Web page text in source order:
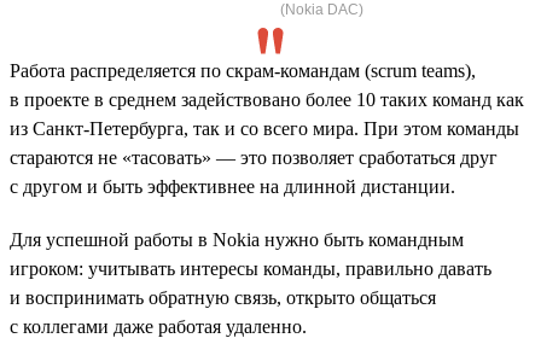
(Nokia DAC)
Работа распределяется по скрам-командам (scrum teams),
в проекте в среднем задействовано более 10 таких команд как
из Санкт-Петербурга, так и со всего мира. При этом команды
стараются не «тасовать» — это позволяет сработаться друг
с другом и быть эффективнее на длинной дистанции.
Для успешной работы в Nokia нужно быть командным
игроком: учитывать интересы команды, правильно давать
и воспринимать обратную связь, открыто общаться
с коллегами даже работая удаленно.